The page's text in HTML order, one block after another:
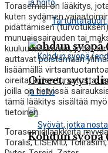
Kohdun
Oireet, syyt,
Tartuntataudit
Kohdun syöpä
Torasemidi on lääkitys,
kuten sydämen
pidättämisen
munuaissairauden tai
kuuluu lääkkeisiin, jotka
auttavat poistamaan
lisäämällä
oireita, kuten turvotusta,
joilla on tietyissä
tämä lääkitys sisältää
tietoinen.
Torasemidilääkkeitä
Toralis, LISEMID,